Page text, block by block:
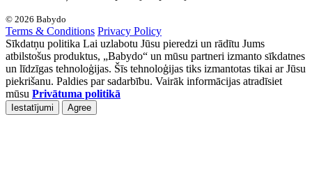
© 2026 Babydo
Terms & Conditions Privacy Policy
Sīkdatņu politika Lai uzlabotu Jūsu pieredzi un rādītu Jums
atbilstošus produktus, „Babydo“ un mūsu partneri izmanto sīkdatnes
un līdzīgas tehnoloģijas. Šīs tehnoloģijas tiks izmantotas tikai ar Jūsu
piekrišanu. Paldies par sadarbību. Vairāk informācijas atradīsiet
mūsu Privātuma politikā
Iestatījumi Agree